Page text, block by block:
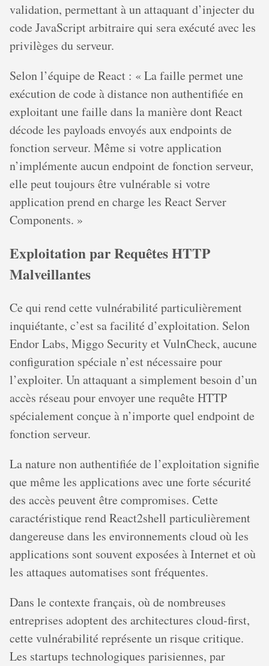
validation, permettant à un attaquant d’injecter du
code JavaScript arbitraire qui sera exécuté avec les
privilèges du serveur.
Selon l’équipe de React : « La faille permet une
exécution de code à distance non authentifiée en
exploitant une faille dans la manière dont React
décode les payloads envoyés aux endpoints de
fonction serveur. Même si votre application
n’implémente aucun endpoint de fonction serveur,
elle peut toujours être vulnérable si votre
application prend en charge les React Server
Components. »
Exploitation par Requêtes HTTP
Malveillantes
Ce qui rend cette vulnérabilité particulièrement
inquiétante, c’est sa facilité d’exploitation. Selon
Endor Labs, Miggo Security et VulnCheck, aucune
configuration spéciale n’est nécessaire pour
l’exploiter. Un attaquant a simplement besoin d’un
accès réseau pour envoyer une requête HTTP
spécialement conçue à n’importe quel endpoint de
fonction serveur.
La nature non authentifiée de l’exploitation signifie
que même les applications avec une forte sécurité
des accès peuvent être compromises. Cette
caractéristique rend React2shell particulièrement
dangereuse dans les environnements cloud où les
applications sont souvent exposées à Internet et où
les attaques automatises sont fréquentes.
Dans le contexte français, où de nombreuses
entreprises adoptent des architectures cloud-first,
cette vulnérabilité représente un risque critique.
Les startups technologiques parisiennes, par